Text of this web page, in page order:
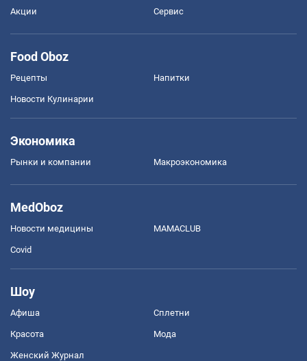
Акции Сервис
Food Oboz
Рецепты Напитки
Новости Кулинарии
Экономика
Рынки и компании Mакроэкономика
MedOboz
Новости медицины MAMACLUB
Covid
Шоу
Афиша Сплетни
Красота Мода
Женский Журнал